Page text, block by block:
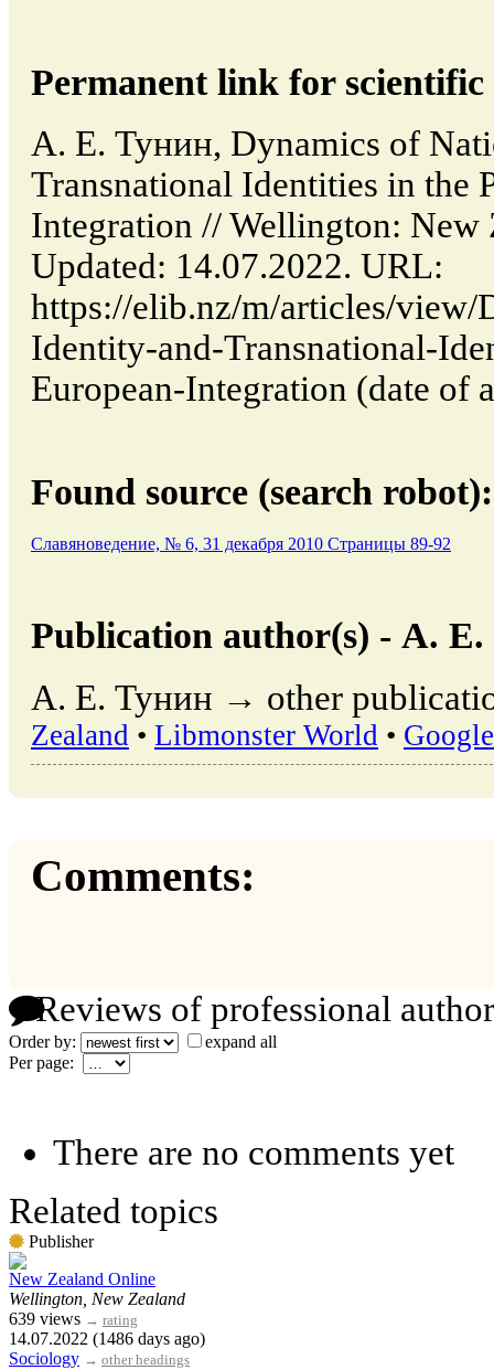
Permanent link for
А. Е. Тунин, Dynamics of
Transnational Identities in the
Integration // Wellington:
Updated: 14.07.2022. URL:
https://elib.nz/m/articles/
Identity-and-Transnational-
European-Integration (date of
Found source (search robot):
Славяноведение, № 6, 31 декабря 2010 Страницы 89-92
Publication author(s) - А.
А. Е. Тунин → other
Zealand • Libmonster World • Google
Comments:
Reviews of professional
Order by:
expand all
Per page:
There are no comments yet
Related topics
Publisher
New Zealand Online
Wellington, New Zealand
639 views → rating
14.07.2022 (1486 days ago)
Sociology → other headings